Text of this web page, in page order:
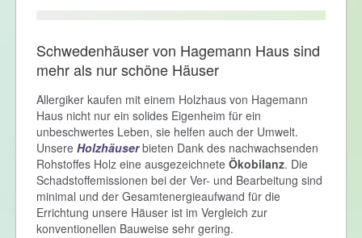
Schwedenhäuser von Hagemann Haus sind
mehr als nur schöne Häuser
Allergiker kaufen mit einem Holzhaus von Hagemann
Haus nicht nur ein solides Eigenheim für ein
unbeschwertes Leben, sie helfen auch der Umwelt.
Unsere Holzhäuserbieten Dank des nachwachsenden
Rohstoffes Holz eine ausgezeichnete Ökobilanz. Die
Schadstoffemissionen bei der Ver- und Bearbeitung sind
minimal und der Gesamtenergieaufwand für die
Errichtung unsere Häuser ist im Vergleich zur
konventionellen Bauweise sehr gering.